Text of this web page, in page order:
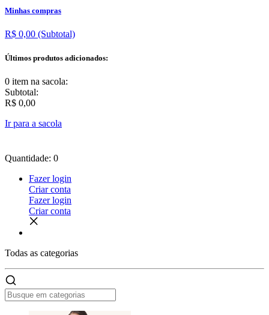
Minhas compras
R$ 0,00 (Subtotal)
Últimos produtos adicionados:
0 item na sacola:
Subtotal:
R$ 0,00
Ir para a sacola
Quantidade: 0
Fazer login
Criar conta
Fazer login
Criar conta
Todas as categorias